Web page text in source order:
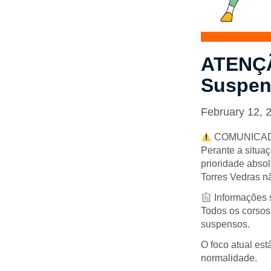
February 12,
Perante a
prioridade
Torres Vedras
Todos os
suspensos.
O foco atual
normalidade.